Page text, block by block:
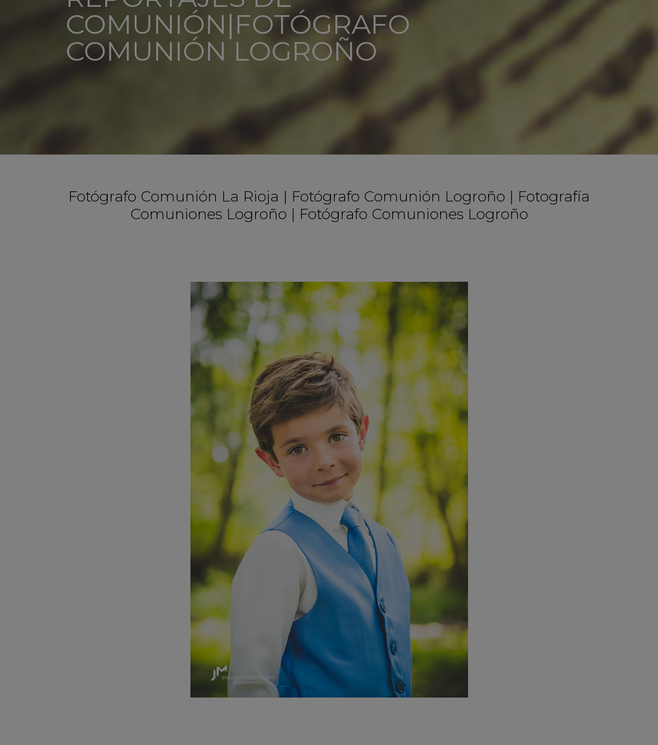
COMUNIÓN|FOTÓGRAFO
COMUNIÓN LOGROÑO
Fotógrafo Comunión La Rioja | Fotógrafo Comunión Logroño | Fotografía
Comuniones Logroño | Fotógrafo Comuniones Logroño